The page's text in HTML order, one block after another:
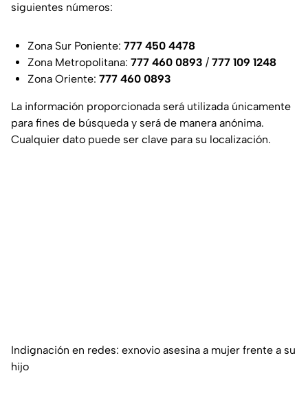
siguientes números:
Zona Sur Poniente: 777 450 4478
Zona Metropolitana: 777 460 0893 / 777 109 1248
Zona Oriente: 777 460 0893
La información proporcionada será utilizada únicamente
para fines de búsqueda y será de manera anónima.
Cualquier dato puede ser clave para su localización.
Indignación en redes: exnovio asesina a mujer frente a su
hijo